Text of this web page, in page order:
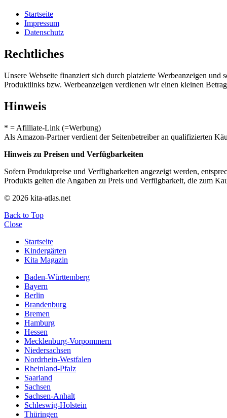
Startseite
Impressum
Datenschutz
Rechtliches
Unsere Webseite finanziert sich durch platzierte Werbeanzeigen
Produktlinks bzw. Werbeanzeigen verdienen wir einen kleinen
Hinweis
* = Afilliate-Link (=Werbung)
Als Amazon-Partner verdient der Seitenbetreiber an qualifizierten
Hinweis zu Preisen und Verfügbarkeiten
Sofern Produktpreise und Verfügbarkeiten angezeigt werden,
Produkts gelten die Angaben zu Preis und Verfügbarkeit, die zum
© 2026 kita-atlas.net
Back to Top
Close
Startseite
Kindergärten
Kita Magazin
Baden-Württemberg
Bayern
Berlin
Brandenburg
Bremen
Hamburg
Hessen
Mecklenburg-Vorpommern
Niedersachsen
Nordrhein-Westfalen
Rheinland-Pfalz
Saarland
Sachsen
Sachsen-Anhalt
Schleswig-Holstein
Thüringen